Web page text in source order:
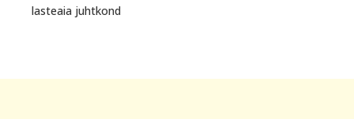
lasteaia juhtkond